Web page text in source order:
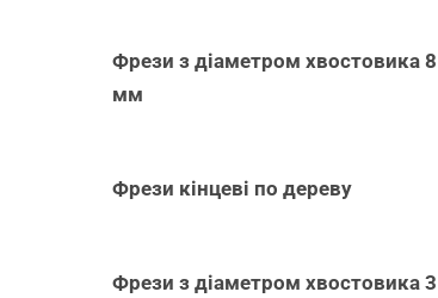
Фрези з діаметром хвостовика 8
мм
Фрези кінцеві по дереву
Фрези з діаметром хвостовика 3